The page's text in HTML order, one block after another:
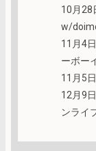
10月
w/
11月4
ーボー
11月5
12月9
ンライ